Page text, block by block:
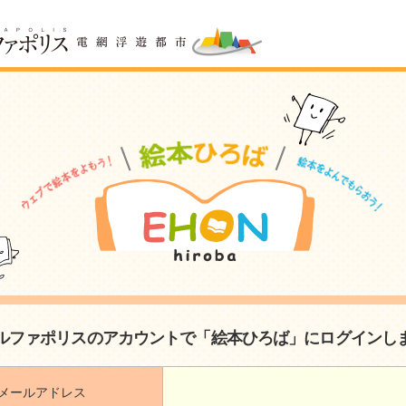
ファポリスのアカウントで「絵本ひろば」にログインし
ールアドレス